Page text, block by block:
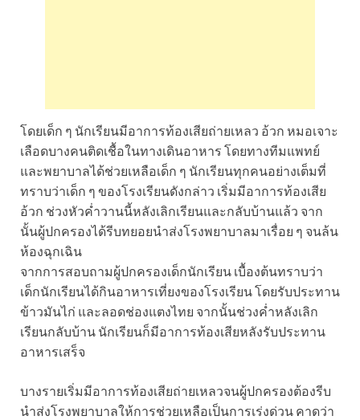
โดยเด็ก ๆ นักเรียนมีอาการท้องเสียถ่ายเหลว อ้วก หมอเจาะ
เลือดบางคนติดเชื้อในทางเดินอาหาร โดยทางทีมแพทย์
และพยาบาลได้ช่วยเหลือเด็ก ๆ นักเรียนทุกคนอย่างเต็มที่
ทราบว่าเด็ก ๆ ของโรงเรียนดังกล่าว เริ่มมีอาการท้องเสีย
อ้วก ช่วงหัวค่ำวานนี้หลังเลิกเรียนและกลับบ้านแล้ว จาก
นั้นผู้ปกครองได้รีบทยอยนำส่งโรงพยาบาลมาเรื่อย ๆ จนล้น
ห้องฉุกเฉิน
จากการสอบถามผู้ปกครองเด็กนักเรียน เบื้องต้นทราบว่า
เด็กนักเรียนได้กินอาหารเที่ยงของโรงเรียน โดยรับประทาน
ข้าวมันไก่ และลอดช่องแตงไทย จากนั้นช่วงค่ำหลังเลิก
เรียนกลับบ้าน นักเรียนก็มีอาการท้องเสียหลังรับประทาน
อาหารเสร็จ
บางรายเริ่มมีอาการท้องเสียถ่ายเหลวจนผู้ปกครองต้องรีบ
นำส่งโรงพยาบาลให้การช่วยเหลือเป็นการเร่งด่วน คาดว่า